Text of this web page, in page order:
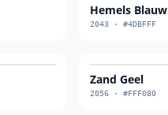
Hemels Blauw
2043 · #4DBFFF
Zand Geel
2056 · #FFF080